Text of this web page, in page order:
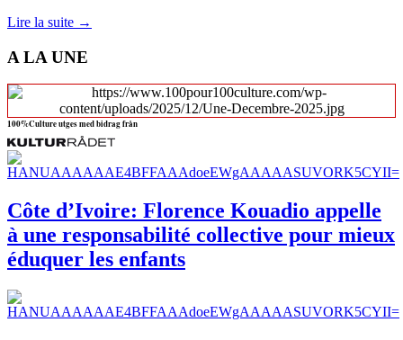
Lire la suite →
A LA UNE
100%Culture utges med bidrag från
Côte d’Ivoire: Florence Kouadio appelle
à une responsabilité collective pour mieux
éduquer les enfants